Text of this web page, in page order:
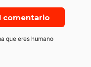
que eres humano